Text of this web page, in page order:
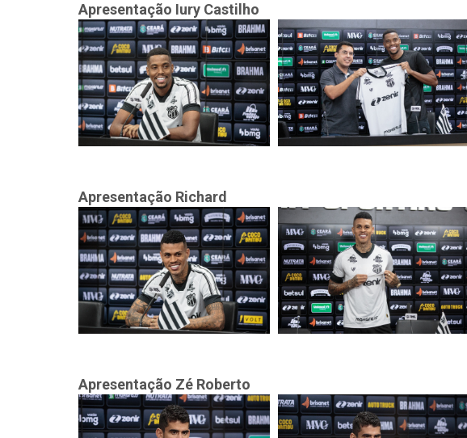
Apresentação Iury Castilho
Apresentação Richard
Apresentação Zé Roberto